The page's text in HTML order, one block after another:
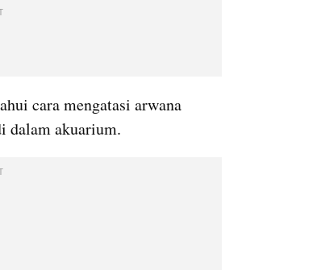
cara mengatasi arwana
dalam akuarium.